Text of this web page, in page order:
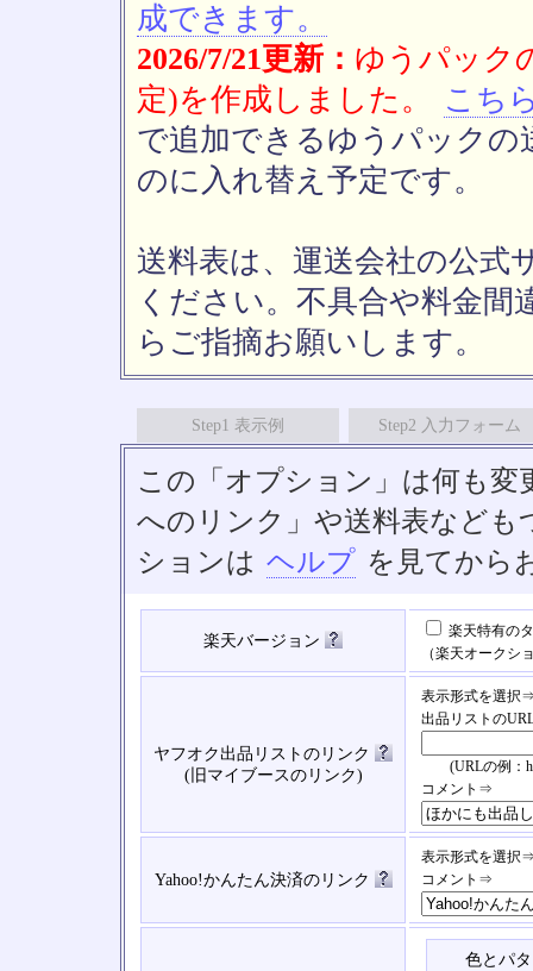
成できます。
2026/7/21更新： ゆうパック
定)を作成しました。
こち
で追加できるゆうパックの
のに入れ替え予定です。
送料表は、運送会社の公式
ください。不具合や料金間
らご指摘お願いします。
Step1 表示例 Step2 入力フォーム
この「オプション」は何も
へのリンク」や送料表など
ションは ヘルプ を見てから
楽天バージョン
楽天特有の
（楽天オークシ
ヤフオク出品リストのリンク
(旧マイブースのリンク)
表示形式を選択
出品リストの
(URLの例：
コメント⇒
Yahoo!かんたん決済のリンク
表示形式を選択
コメント⇒
色とパ